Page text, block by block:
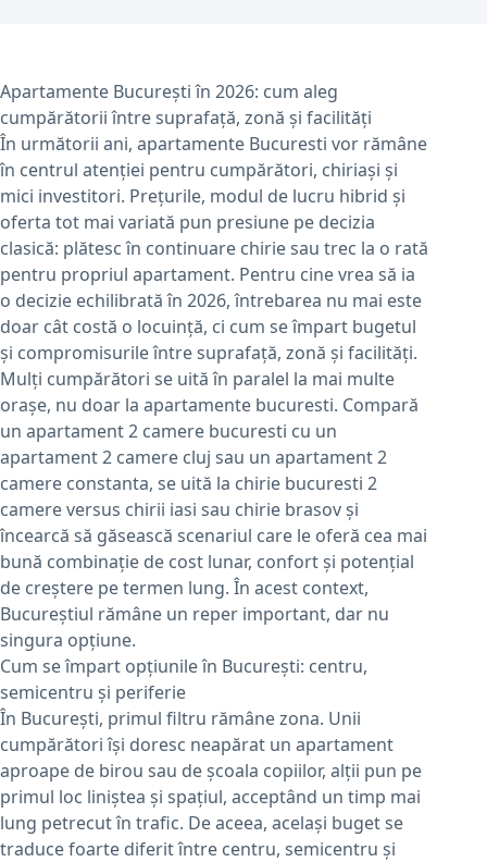
Apartamente București în 2026: cum aleg
cumpărătorii între suprafață, zonă și facilități
În următorii ani, apartamente Bucuresti vor rămâne
în centrul atenției pentru cumpărători, chiriași și
mici investitori. Prețurile, modul de lucru hibrid și
oferta tot mai variată pun presiune pe decizia
clasică: plătesc în continuare chirie sau trec la o rată
pentru propriul apartament. Pentru cine vrea să ia
o decizie echilibrată în 2026, întrebarea nu mai este
doar cât costă o locuință, ci cum se împart bugetul
și compromisurile între suprafață, zonă și facilități.
Mulți cumpărători se uită în paralel la mai multe
orașe, nu doar la apartamente bucuresti. Compară
un apartament 2 camere bucuresti cu un
apartament 2 camere cluj sau un apartament 2
camere constanta, se uită la chirie bucuresti 2
camere versus chirii iasi sau chirie brasov și
încearcă să găsească scenariul care le oferă cea mai
bună combinație de cost lunar, confort și potențial
de creștere pe termen lung. În acest context,
Bucureștiul rămâne un reper important, dar nu
singura opțiune.
Cum se împart opțiunile în București: centru,
semicentru și periferie
În București, primul filtru rămâne zona. Unii
cumpărători își doresc neapărat un apartament
aproape de birou sau de școala copiilor, alții pun pe
primul loc liniștea și spațiul, acceptând un timp mai
lung petrecut în trafic. De aceea, același buget se
traduce foarte diferit între centru, semicentru și